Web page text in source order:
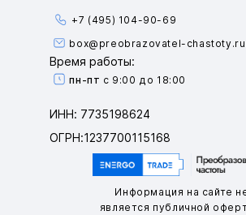
+7 (495) 104-90-69
box@preobrazovatel-chastoty.ru
Время работы:
пн-пт с 9:00 до 18:00
ИНН: 7735198624
ОГРН:1237700115168
Информация на сайте
является публичной